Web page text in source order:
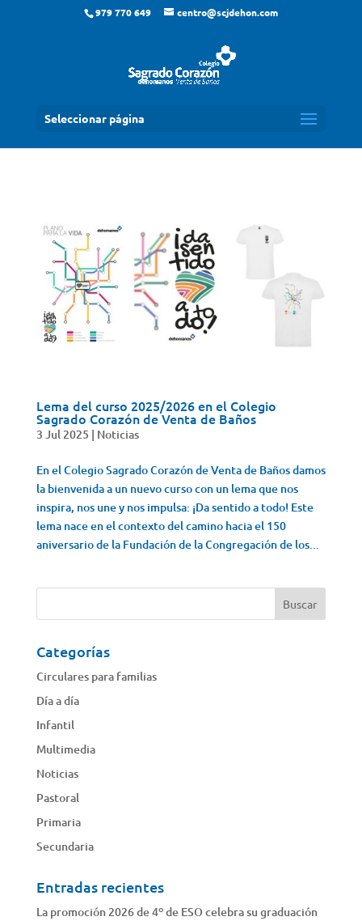
979 770 649 centro@scjdehon.com
Seleccionar página
Lema del curso 2025/2026 en el Colegio
Sagrado Corazón de Venta de Baños
3 Jul 2025 | Noticias
En el Colegio Sagrado Corazón de Venta de Baños damos
la bienvenida a un nuevo curso con un lema que nos
inspira, nos une y nos impulsa: ¡Da sentido a todo! Este
lema nace en el contexto del camino hacia el 150
aniversario de la Fundación de la Congregación de los...
Categorías
Circulares para familias
Día a día
Infantil
Multimedia
Noticias
Pastoral
Primaria
Secundaria
Entradas recientes
La promoción 2026 de 4º de ESO celebra su graduación